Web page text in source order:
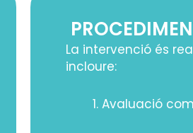
La intervenció és
incloure:
Avaluació